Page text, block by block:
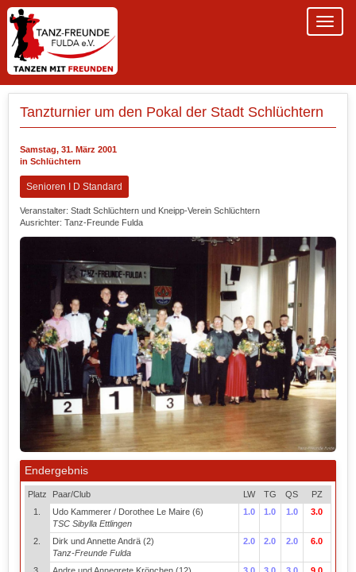
Tanzturnier um den Pokal der Stadt Schlüchtern
Samstag, 31. März 2001
in Schlüchtern
Senioren I D Standard
Veranstalter: Stadt Schlüchtern und Kneipp-Verein Schlüchtern
Ausrichter: Tanz-Freunde Fulda
Endergebnis
Platz Paar/Club LW TG QS
PZ
1.
Udo Kammerer / Dorothee Le Maire (6)
TSC Sibylla Ettlingen
1.0 1.0 1.0 3.0
2.
Dirk und Annette Andrä (2)
Tanz-Freunde Fulda
2.0 2.0 2.0 6.0
3.
Andre und Annegrete Krönchen (12)
3.0 3.0 3.0 9.0